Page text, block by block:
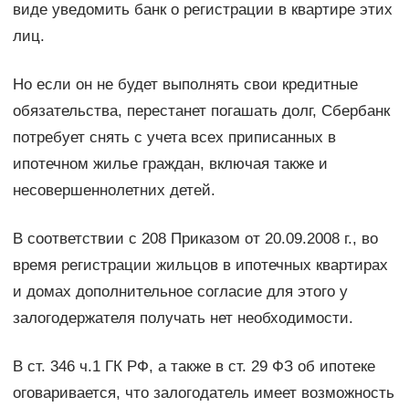
виде уведомить банк о регистрации в квартире этих
лиц.
Но если он не будет выполнять свои кредитные
обязательства, перестанет погашать долг, Сбербанк
потребует снять с учета всех приписанных в
ипотечном жилье граждан, включая также и
несовершеннолетних детей.
В соответствии с 208 Приказом от 20.09.2008 г., во
время регистрации жильцов в ипотечных квартирах
и домах дополнительное согласие для этого у
залогодержателя получать нет необходимости.
В ст. 346 ч.1 ГК РФ, а также в ст. 29 ФЗ об ипотеке
оговаривается, что залогодатель имеет возможность